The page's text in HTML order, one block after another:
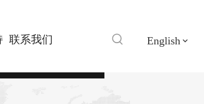
联系我们 English